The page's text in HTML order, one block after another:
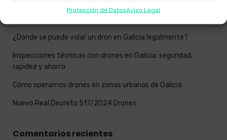
Protección de DatosAviso Legal
¿Dónde se puede volar un dron en Galicia legalmente?
Inspecciones técnicas con drones en Galicia: seguridad,
rapidez y ahorro
Cómo operamos drones en zonas urbanas de Galicia
Nuevo Real Decreto 517/2024 Drones
Comentarios recientes